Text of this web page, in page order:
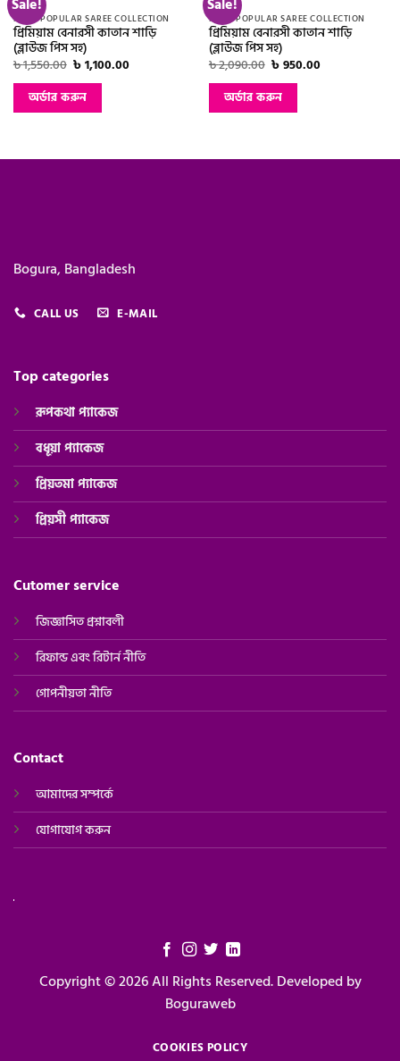
wishlist
MOST POPULAR SAREE COLLECTION
প্রিমিয়াম বেনারসী কাতান শাড়ি
(ব্লাউজ পিস সহ)
৳1,550.00 Original
price
was:
৳ 1,550.00.
৳1,100.00Current
অর্ডার করুন
wishlist
MOST POPULAR SAREE COLLECTION
প্রিমিয়াম বেনারসী কাতান শাড়ি
(ব্লাউজ পিস সহ)
৳2,090.00 Original
was:
৳ 2,090.00.
৳950.00Current
অর্ডার করুন
Bogura, Bangladesh
CALL US E-MAIL
Top categories
রূপকথা প্যাকেজ
বধূয়া প্যাকেজ
প্রিয়তমা প্যাকেজ
প্রিয়সীপ্যাকেজ
Cutomer service
জিজ্ঞাসিত প্রশ্নাবলী
রিফান্ড এবং রিটার্ন নীতি
গোপনীয়তা নীতি
Contact
আমাদের সম্পর্কে
যোগাযোগ করুন
Copyright © 2026 All Rights Reserved. Developed by
Boguraweb
COOKIES POLICY